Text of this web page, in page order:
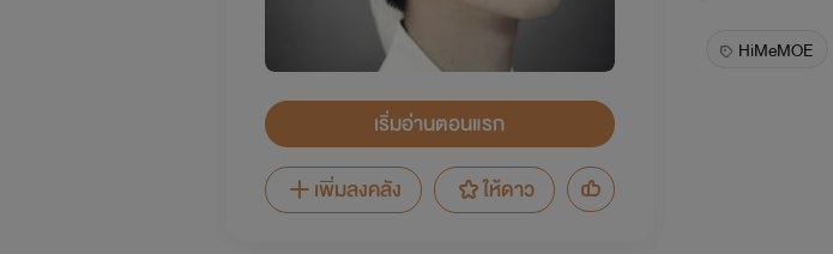
เริ่มอ่านตอนแรก
เพิ่มลงคลัง
ให้ดาว
HiMeMOE